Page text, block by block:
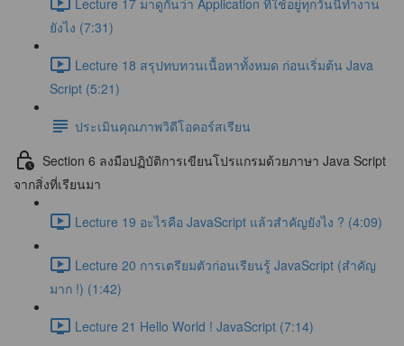
ยังไง (7:31)
Lecture 18 สรุปทบทวนเนื้อหาทั้งหมด ก่อนเริ่มต้น Java
Script (5:21)
ประเมินคุณภาพวิดีโอคอร์สเรียน
Section 6 ลงมือปฏิบัติการเขียนโปรแกรมด้วยภาษา Java Script
จากสิ่งที่เรียนมา
Lecture 19 อะไรคือ JavaScript แล้วสำคัญยังไง ? (4:09)
Lecture 20 การเตรียมตัวก่อนเรียนรู้ JavaScript (สำคัญ
มาก !) (1:42)
Lecture 21 Hello World ! JavaScript (7:14)